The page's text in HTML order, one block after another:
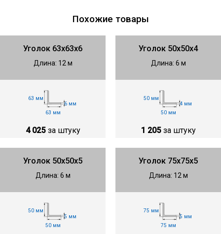
Похожие товары
Уголок 63х63х6
Длина: 12 м
63 мм
63 мм
6 мм
4 025 за штуку
Уголок 50х50х4
Длина: 6 м
50 мм
50 мм
4 мм
1 205 за штуку
Уголок 50х50х5
Длина: 6 м
50 мм
50 мм
5 мм
Уголок 75х75х5
Длина: 12 м
75 мм
75 мм
5 мм